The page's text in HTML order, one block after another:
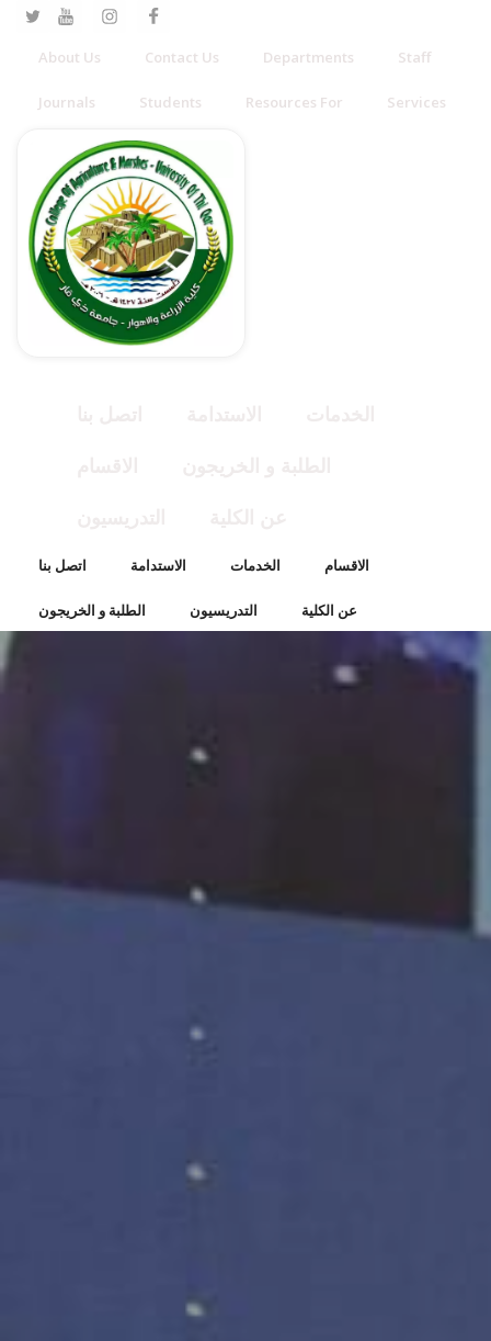
About Us Contact Us Departments Staff
Journals Students Resources For Services
اتصل بنا الاستدامة الخدمات الاقسام
الطلبة و الخريجون التدريسيون عن الكلية